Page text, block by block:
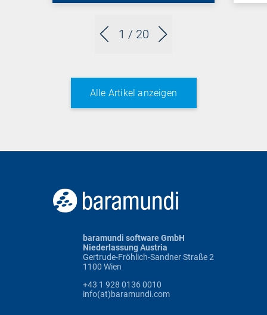
1 / 20
Alle Artikel anzeigen
baramundi software GmbH
Niederlassung Austria
Gertrude-Fröhlich-Sandner Straße 2
1100 Wien
+43 1 928 0136 0010
info(at)baramundi.com